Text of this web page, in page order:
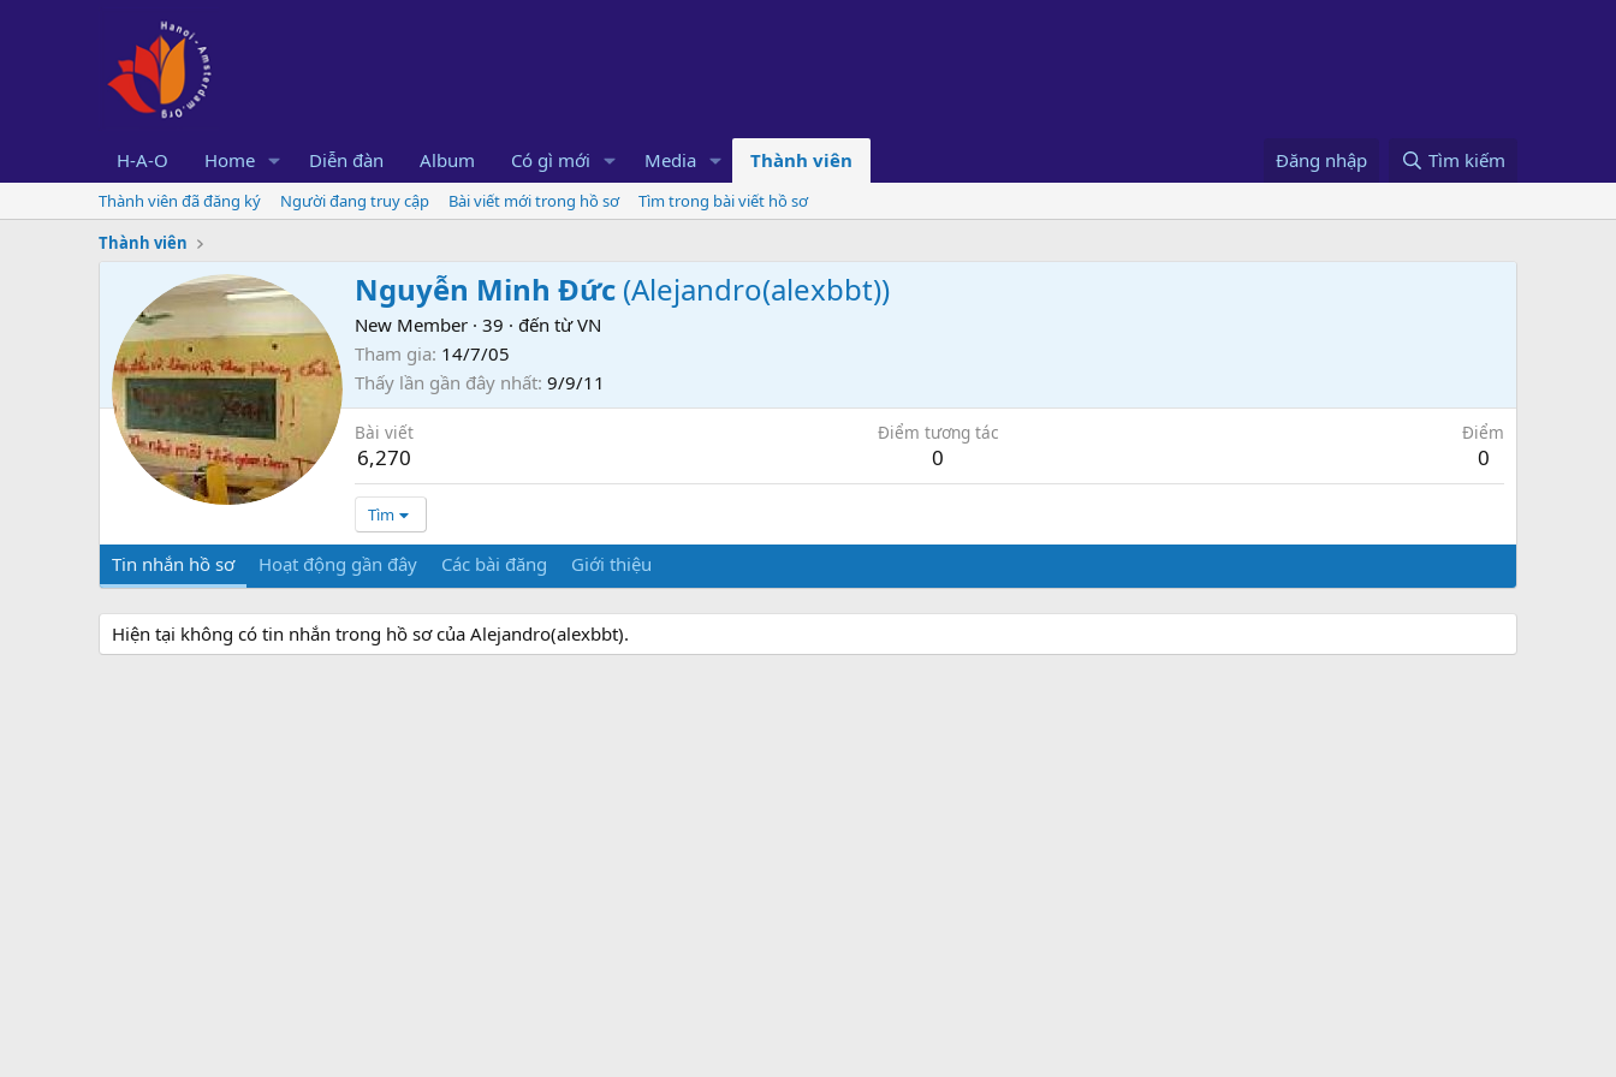
H-A-O Home Diễn đàn Album Có gì mới Media Thành viên Đăng nhập Tìm kiếm
Thành viên đã đăng ký Người đang truy cập Bài viết mới trong hồ sơ
Tìm trong bài viết hồ sơ
Thành viên
Nguyễn Minh Đức (Alejandro(alexbbt))
New Member · 39 · đến từ VN
Tham gia 14/7/05
Thấy lần gần đây nhất 9/9/11
Bài viết
6,270
Điểm tương tác
0
Điểm
0
Tìm
Tin nhắn hồ sơ Hoạt động gần đây Các bài đăng Giới thiệu
Hiện tại không có tin nhắn trong hồ sơ của Alejandro(alexbbt).